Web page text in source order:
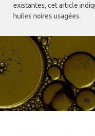
existantes, cet article
huiles noires usagées.